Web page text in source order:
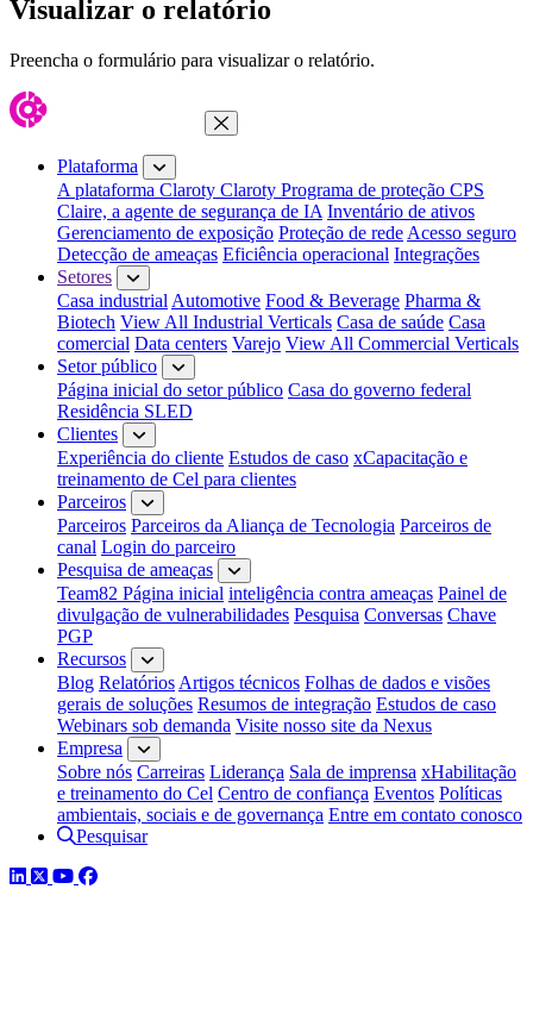
Visualizar o relatório
Preencha o formulário para visualizar o relatório.
Fechar menu
Plataforma
A plataforma Claroty Claroty Programa de proteção CPS
Claire, a agente de segurança de IA Inventário de ativos
Gerenciamento de exposição Proteção de rede Acesso seguro
Detecção de ameaças Eficiência operacional Integrações
Setores
Casa industrial Automotive Food & Beverage Pharma &
Biotech View All Industrial Verticals Casa de saúde Casa
comercial Data centers Varejo View All Commercial Verticals
Setor público
Página inicial do setor público Casa do governo federal
Residência SLED
Clientes
Experiência do cliente Estudos de caso xCapacitação e
treinamento de Cel para clientes
Parceiros
Parceiros Parceiros da Aliança de Tecnologia Parceiros de
canal Login do parceiro
Pesquisa de ameaças
Team82 Página inicial inteligência contra ameaças Painel de
divulgação de vulnerabilidades Pesquisa Conversas Chave
PGP
Recursos
Blog Relatórios Artigos técnicos Folhas de dados e visões
gerais de soluções Resumos de integração Estudos de caso
Webinars sob demanda Visite nosso site da Nexus
Empresa
Sobre nós Carreiras Liderança Sala de imprensa xHabilitação
e treinamento do Cel Centro de confiança Eventos Políticas
ambientais, sociais e de governança Entre em contato conosco
Pesquisar
LinkedIn
TwitterYouTube
Facebook